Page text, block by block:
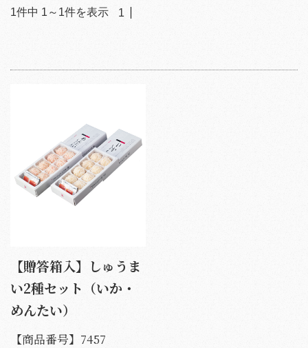
1件中 1 ～ 1件を表示 1
【贈答箱入】しゅうま
い2種セット（いか・
めんたい）
【商品番号】 7457